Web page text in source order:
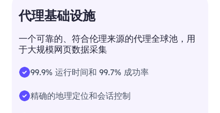
代理基础设施
一个可靠的、符合伦理来源的代理全球池，用
于大规模网页数据采集
99.9% 运行时间和 99.7% 成功率
精确的地理定位和会话控制